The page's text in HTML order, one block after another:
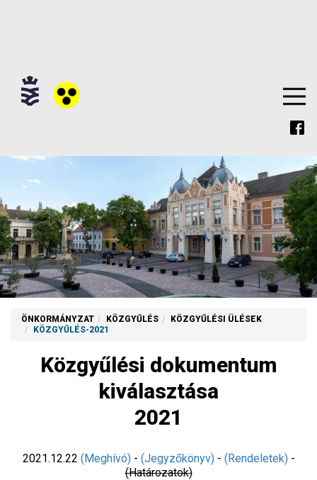
ÖNKORMÁNYZAT KÖZGYŰLÉS
KÖZGYŰLÉSI ÜLÉSEK
KÖZGYŰLÉS-2021
Közgyűlési dokumentum
kiválasztása
2021
2021.12.22 (Meghívó)- (Jegyzőkönyv)- (Rendeletek)-
(Határozatok)